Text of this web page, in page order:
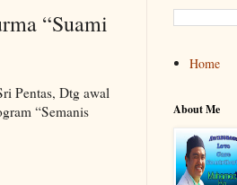
“Suami
Pentas, Dtg awal
“Semanis
Home
About Me